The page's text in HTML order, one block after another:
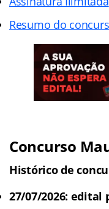
Resumo do
Concurso
Histórico de
27/07/2026: edital